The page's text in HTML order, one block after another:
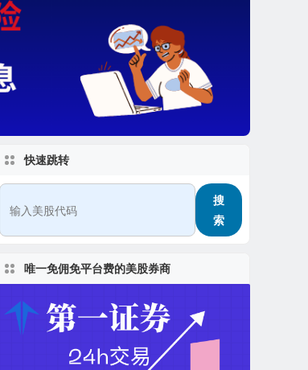
快速跳转
搜
索
唯一免佣免平台费的美股券商